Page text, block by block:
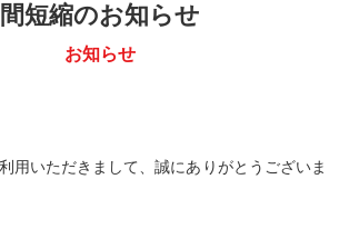
間短縮のお知らせ
お知らせ
用いただきまして、誠にありがとうございま